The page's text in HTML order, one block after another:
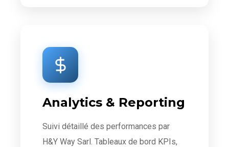
Analytics & Reporting
Suivi détaillé des performances par
H&Y Way Sarl. Tableaux de bord KPIs,